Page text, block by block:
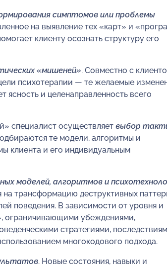
симптомов или проблемы
на выявление тех «карт» и
клиенту осознать структуру его
«мишеней». Совместно с
психотерапии — те желаемые
ясность и целенаправленность всего
специалист осуществляет выбор
те модели, алгоритмы и
клиента и его индивидуальным
моделей, алгоритмов и
на трансформацию деструктивных
поведения. В зависимости от уровня и
ограничивающими убеждениями,
стратегиями,
многокодового подхода.
. Новые состояния, навыки и